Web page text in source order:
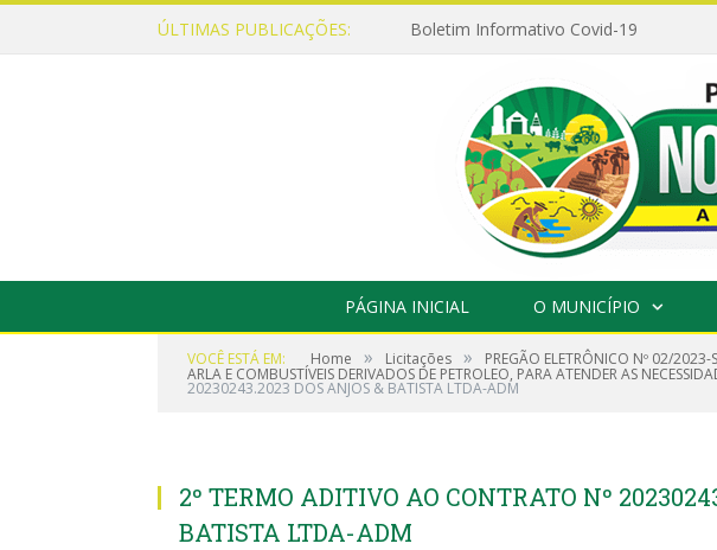
ÚLTIMAS PUBLICAÇÕES: Boletim Informativo Covid-19
PÁGINA INICIAL O MUNICÍPIO
VOCÊ ESTÁ EM: Home » Licitações » PREGÃO ELETRÔNICO Nº 02/2023-
ARLA E COMBUSTÍVEIS DERIVADOS DE PETROLEO, PARA ATENDER AS
20230243.2023 DOS ANJOS & BATISTA LTDA-ADM
2º TERMO ADITIVO AO CONTRATO Nº
BATISTA LTDA-ADM